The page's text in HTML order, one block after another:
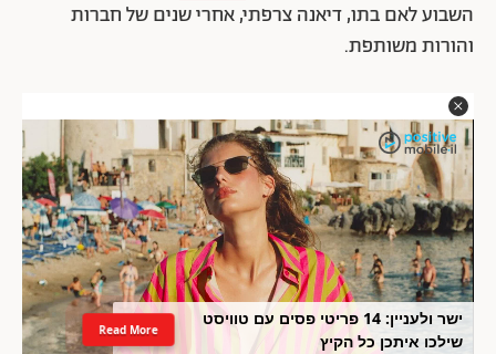
השבוע לאם בתו, דיאנה צרפתי, אחרי שנים של חברות
והורות משותפת.
ישר ולעניין: 14 פריטי פסים עם טוויסט
שילכו איתכן כל הקיץ
Read More